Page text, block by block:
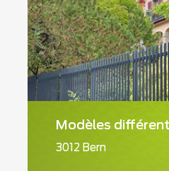
Modèles
3012 Bern